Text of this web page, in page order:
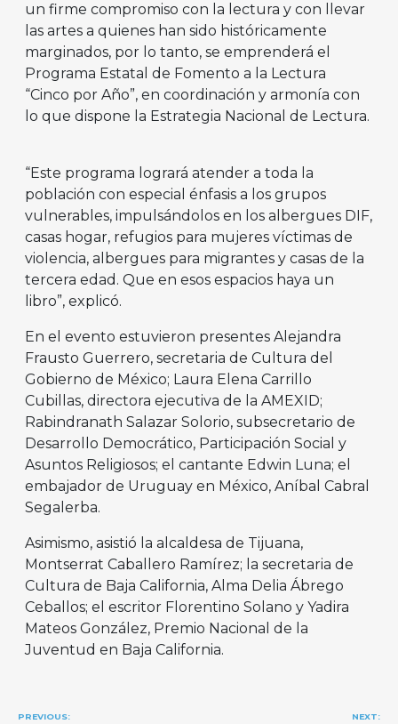
un firme compromiso con la lectura y con llevar
las artes a quienes han sido históricamente
marginados, por lo tanto, se emprenderá el
Programa Estatal de Fomento a la Lectura
“Cinco por Año”, en coordinación y armonía con
lo que dispone la Estrategia Nacional de Lectura.
“Este programa logrará atender a toda la
población con especial énfasis a los grupos
vulnerables, impulsándolos en los albergues DIF,
casas hogar, refugios para mujeres víctimas de
violencia, albergues para migrantes y casas de la
tercera edad. Que en esos espacios haya un
libro”, explicó.
En el evento estuvieron presentes Alejandra
Frausto Guerrero, secretaria de Cultura del
Gobierno de México; Laura Elena Carrillo
Cubillas, directora ejecutiva de la AMEXID;
Rabindranath Salazar Solorio, subsecretario de
Desarrollo Democrático, Participación Social y
Asuntos Religiosos; el cantante Edwin Luna; el
embajador de Uruguay en México, Aníbal Cabral
Segalerba.
Asimismo, asistió la alcaldesa de Tijuana,
Montserrat Caballero Ramírez; la secretaria de
Cultura de Baja California, Alma Delia Ábrego
Ceballos; el escritor Florentino Solano y Yadira
Mateos González, Premio Nacional de la
Juventud en Baja California.
Navegación
PREVIOUS: NEXT: